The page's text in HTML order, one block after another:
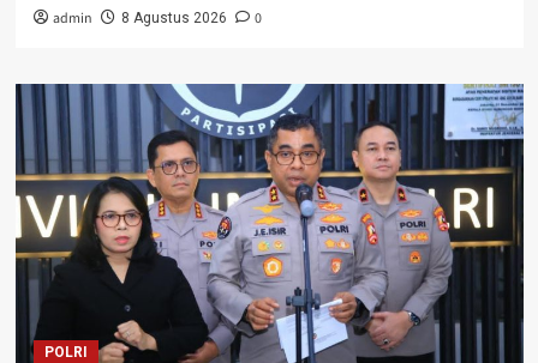
admin 8 Agustus 2026 0
POLRI